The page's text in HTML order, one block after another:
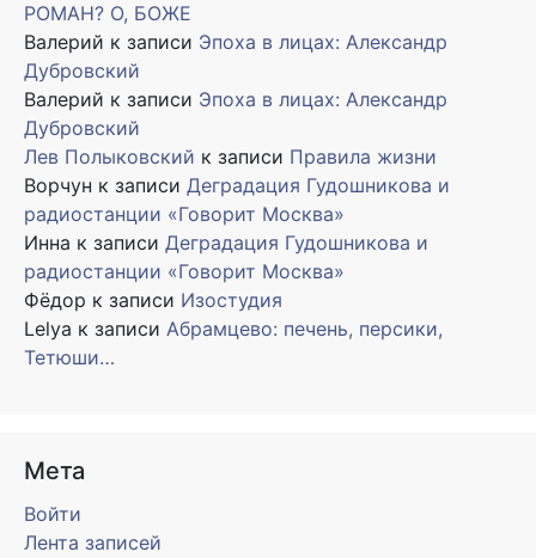
РОМАН? О, БОЖЕ
Валерий к записи Эпоха в лицах: Александр
Дубровский
Валерий к записи Эпоха в лицах: Александр
Дубровский
Лев Полыковский к записи Правила жизни
Ворчун к записи Деградация Гудошникова и
радиостанции «Говорит Москва»
Инна к записи Деградация Гудошникова и
радиостанции «Говорит Москва»
Фёдор к записи Изостудия
Lelya к записи Абрамцево: печень, персики,
Тетюши…
Мета
Войти
Лента записей